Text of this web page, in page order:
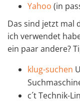
Yahoo (in
Das sind jetzt mal
ich verwendet
ein paar andere?
klug-suchen
c´t Technik-